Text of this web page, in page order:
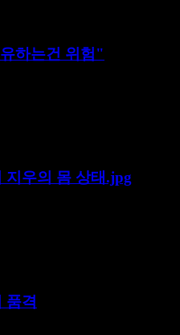
하는건 위험"
지우의 몸 상태.jpg
품격